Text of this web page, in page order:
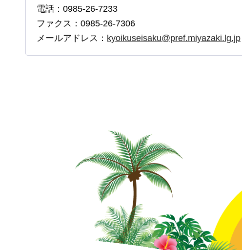
電話：0985-26-7233
ファクス：0985-26-7306
メールアドレス： kyoikuseisaku@pref.miyazaki.lg.jp